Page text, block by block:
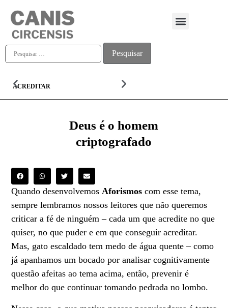
ACREDITAR
Deus é o homem
criptografado
Quando desenvolvemosAforismos com esse tema,
sempre lembramos nossos leitores que não queremos
criticar a fé de ninguém – cada um que acredite no que
quiser, no que puder e em que conseguir acreditar.
Mas, gato escaldado tem medo de água quente – como
já apanhamos um bocado por analisar cognitivamente
questão afeitas ao tema acima, então, prevenir é
melhor do que continuar tomando pedrada no lombo.